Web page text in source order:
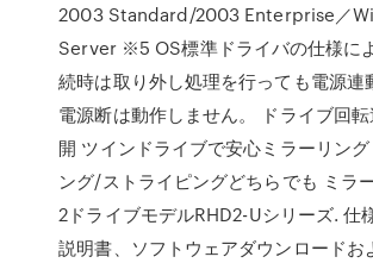
2003 Standard/2003 Enterprise／
Server ※5 OS標準ドライバの仕様に
続時は取り外し処理を行っても電源連
電源断は動作しません。 ドライブ回
開 ツインドライブで安心ミラーリング
ング/ストライピングどちらでも ミラ
2ドライブモデルRHD2-Uシリーズ. 仕
説明書、ソフトウェアダウンロードお